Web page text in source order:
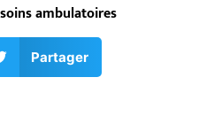
ambulatoires
Partager